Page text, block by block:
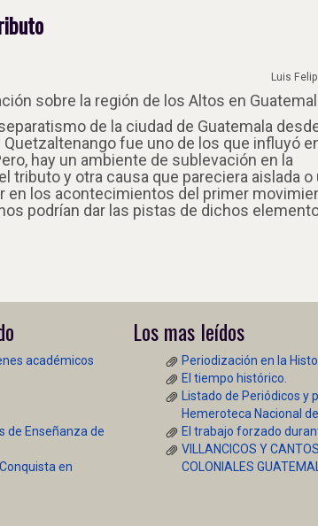
Luis
sobre la región de los Altos en
de la ciudad de Guatemala
fue uno de los que influyó
hay un ambiente de sublevación en la
tributo y otra causa que pareciera aislada o
en los acontecimientos del primer
podrían dar las pistas de dichos
académicos
de Enseñanza de
en
Los mas leídos
Periodización en la
El tiempo histórico.
Listado de Periódicos y
Hemeroteca Nacional
El trabajo forzado
VILLANCICOS Y
COLONIALES